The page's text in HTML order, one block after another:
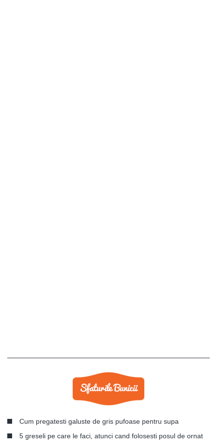
Cum pregatesti galuste de gris pufoase pentru supa
5 greseli pe care le faci, atunci cand folosesti posul de ornat